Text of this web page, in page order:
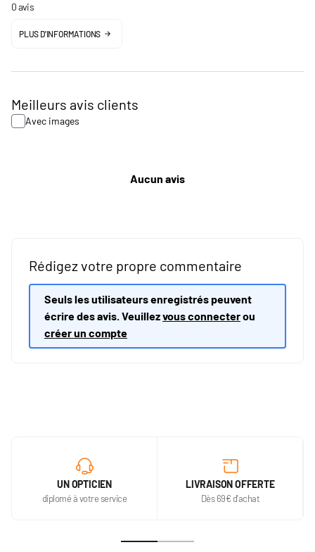
0 avis
PLUS D'INFORMATIONS
Meilleurs avis clients
Avec images
Aucun avis
Rédigez votre propre commentaire
Seuls les utilisateurs enregistrés peuvent
écrire des avis. Veuillezvous connecterou
créer un compte
UN OPTICIEN
diplomé à votre service
LIVRAISON OFFERTE
Dès 69€ d'achat